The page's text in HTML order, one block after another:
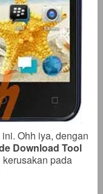
Ohh iya, dengan
Download Tool
pada